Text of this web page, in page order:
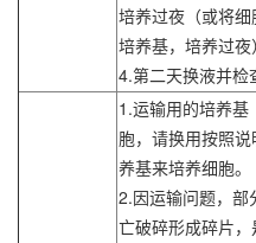
培养过夜（或将
培养基，培养过夜
4.第二天换液并检
1.运输用的培养基
胞，请换用按照
养基来培养细胞。
2.因运输问题，部
亡破碎形成碎片，